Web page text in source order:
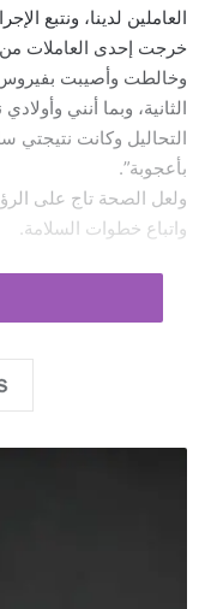
العاملين لدينا، ونتبع
خرجت إحدى العاملات من
وخالطت وأصيبت بفيروس
الثانية، وبما أنني
التحاليل وكانت
بأعجوبة”.
ولعل الصحة تاج على
واتباع خطوات السلامة.
videos/262
009581944129